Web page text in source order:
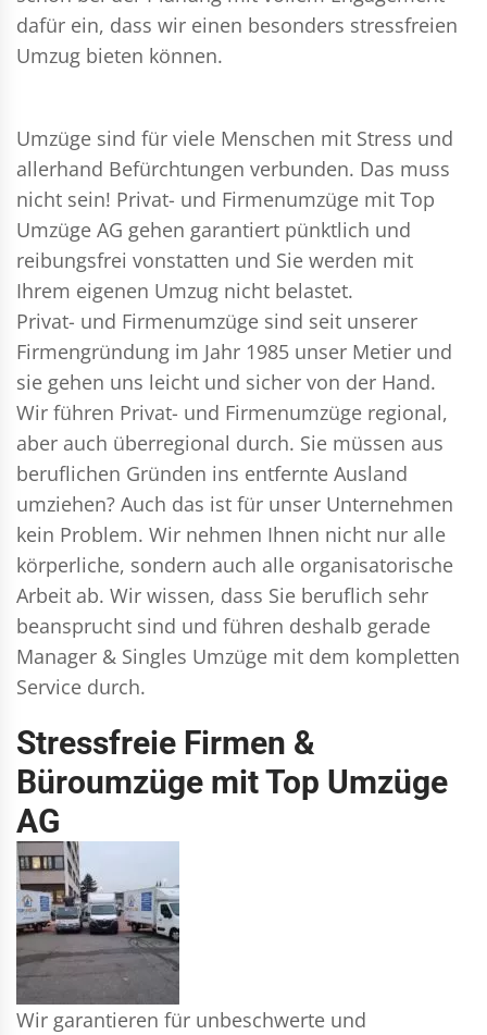
dafür ein, dass wir einen besonders stressfreien
Umzug bieten können.
Umzüge sind für viele Menschen mit Stress und
allerhand Befürchtungen verbunden. Das muss
nicht sein! Privat- und Firmenumzüge mit Top
Umzüge AG gehen garantiert pünktlich und
reibungsfrei vonstatten und Sie werden mit
Ihrem eigenen Umzug nicht belastet.
Privat- und Firmenumzüge sind seit unserer
Firmengründung im Jahr 1985 unser Metier und
sie gehen uns leicht und sicher von der Hand.
Wir führen Privat- und Firmenumzüge regional,
aber auch überregional durch. Sie müssen aus
beruflichen Gründen ins entfernte Ausland
umziehen? Auch das ist für unser Unternehmen
kein Problem. Wir nehmen Ihnen nicht nur alle
körperliche, sondern auch alle organisatorische
Arbeit ab. Wir wissen, dass Sie beruflich sehr
beansprucht sind und führen deshalb gerade
Manager & Singles Umzüge mit dem kompletten
Service durch.
Stressfreie Firmen &
Büroumzüge mit Top Umzüge
AG
Wir garantieren für unbeschwerte und